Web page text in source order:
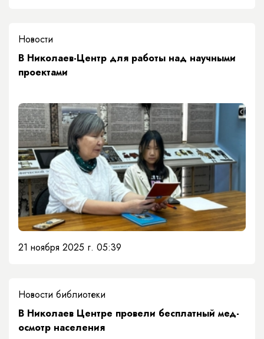
Новости
В Николаев-Центр для работы над научными
проектами
21 ноября 2025 г. 05:39
Новости библиотеки
В Николаев Центре провели бесплатный мед-
осмотр населения